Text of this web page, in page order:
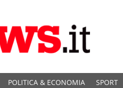
POLITICA & ECONOMIA SPORT